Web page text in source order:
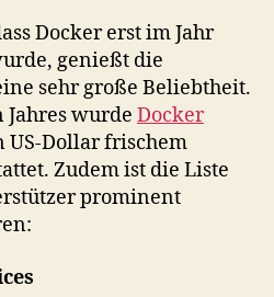
Docker erst im Jahr
genießt die
sehr große Beliebtheit.
Jahres wurde Docker
Dollar frischem
Zudem ist die Liste
prominent